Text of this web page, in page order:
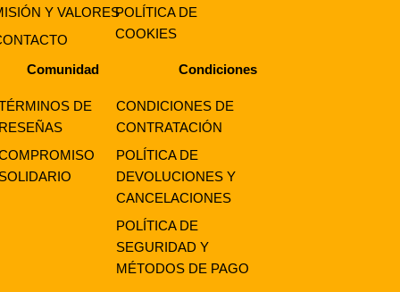
Y VALORESPOLÍTICA DE
COOKIES
Comunidad Condiciones
DE
CONDICIONES DE
CONTRATACIÓN
POLÍTICA DE
DEVOLUCIONES Y
CANCELACIONES
POLÍTICA DE
SEGURIDAD Y
MÉTODOS DE PAGO